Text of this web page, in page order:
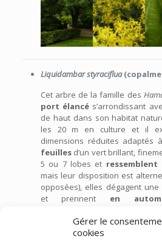
Gérer le
cookies
Liquidambar styraciflua
Cet arbre de la famille des
port élancé s’arrondissant
de haut dans son habitat
les 20 m en culture et il
dimensions réduites adaptés
feuillesd’un vert brillant,
5 ou 7 lobes et ressemblent
mais leur disposition est
opposées), elles dégagent
et prennent en
d’entretien.